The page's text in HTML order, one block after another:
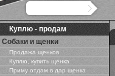
Куплю - продам
Собаки и щенки
Продажа щенков
Куплю, купить щенка
Приму отдам в дар щенка